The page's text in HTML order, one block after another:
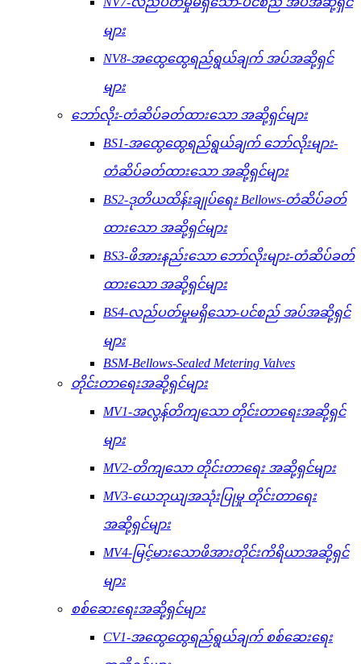
များ
NV8-အထွေထွေရည်ရွယ်ချက် အပ်အဆို့ရှင်
များ
ဘော်လိုး-တံဆိပ်ခတ်ထားသော အဆို့ရှင်များ
BS1-အထွေထွေရည်ရွယ်ချက် ဘော်လိုးများ-
တံဆိပ်ခတ်ထားသော အဆို့ရှင်များ
BS2-ဒုတိယထိန်းချုပ်ရေး Bellows-တံဆိပ်ခတ်
ထားသော အဆို့ရှင်များ
BS3-ဖိအားနည်းသော ဘော်လိုးများ-တံဆိပ်ခတ်
ထားသော အဆို့ရှင်များ
BS4-လည်ပတ်မှုမရှိသော-ပင်စည် အပ်အဆို့ရှင်
များ
BSM-Bellows-Sealed Metering Valves
တိုင်းတာရေးအဆို့ရှင်များ
MV1-အလွန်တိကျသော တိုင်းတာရေးအဆို့ရှင်
များ
MV2-တိကျသော တိုင်းတာရေး အဆို့ရှင်များ
MV3-ယေဘုယျအသုံးပြုမှု တိုင်းတာရေး
အဆို့ရှင်များ
MV4-မြင့်မားသောဖိအားတိုင်းကိရိယာအဆို့ရှင်
များ
စစ်ဆေးရေးအဆို့ရှင်များ
CV1-အထွေထွေရည်ရွယ်ချက် စစ်ဆေးရေး